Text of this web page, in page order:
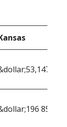
853